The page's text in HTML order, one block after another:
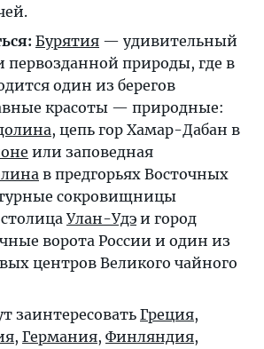
Бурятия — удивительный
первозданной природы, где в
один из берегов
красоты — природные:
, цепь гор Хамар-Дабан в
или заповедная
в предгорьях Восточных
сокровищницы
Улан-Удэ и город
ворота России и один из
центров Великого чайного
заинтересовать Греция,
, Германия, Финляндия,